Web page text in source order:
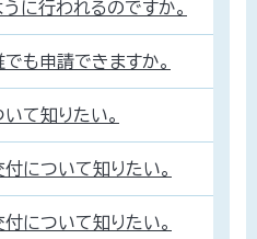
に行われるのですか。
も申請できますか。
て知りたい。
について知りたい。
について知りたい。